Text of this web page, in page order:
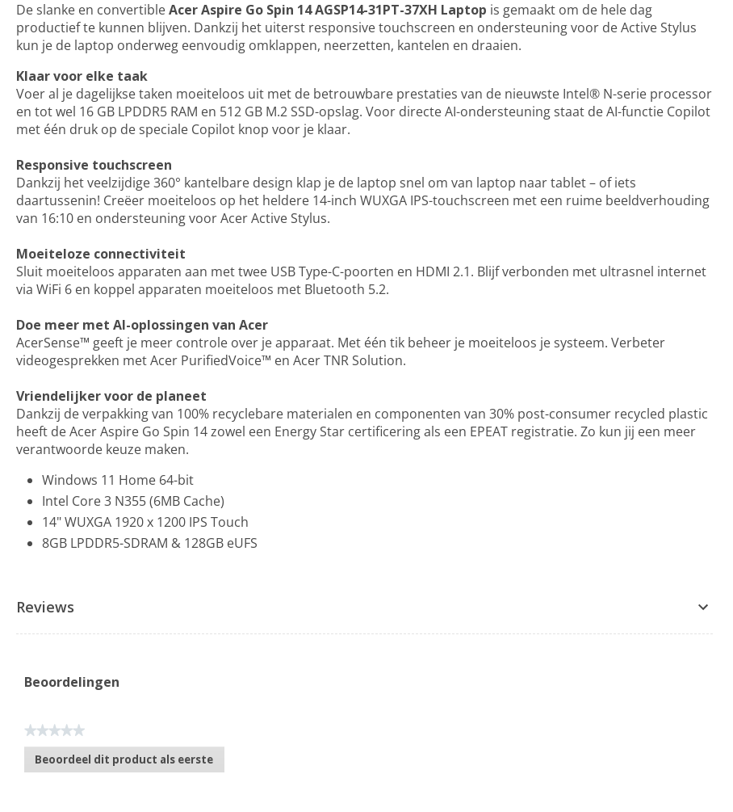
De slanke en convertibleAcer Aspire Go Spin 14 AGSP14-31PT-37XH Laptop is gemaakt om de hele dag
productief te kunnen blijven. Dankzij het uiterst responsive touchscreen en ondersteuning voor de Active Stylus
kun je de laptop onderweg eenvoudig omklappen, neerzetten, kantelen en draaien.
Klaar voor elke taak
Voer al je dagelijkse taken moeiteloos uit met de betrouwbare prestaties van de nieuwste Intel® N-serie processor
en tot wel 16 GB LPDDR5 RAM en 512 GB M.2 SSD-opslag. Voor directe AI-ondersteuning staat de AI-functie Copilot
met één druk op de speciale Copilot knop voor je klaar.
Responsive touchscreen
Dankzij het veelzijdige 360° kantelbare design klap je de laptop snel om van laptop naar tablet – of iets
daartussenin! Creëer moeiteloos op het heldere 14-inch WUXGA IPS-touchscreen met een ruime beeldverhouding
van 16:10 en ondersteuning voor Acer Active Stylus.
Moeiteloze connectiviteit
Sluit moeiteloos apparaten aan met twee USB Type-C-poorten en HDMI 2.1. Blijf verbonden met ultrasnel internet
via WiFi 6 en koppel apparaten moeiteloos met Bluetooth 5.2.
Doe meer met AI-oplossingen van Acer
AcerSense™ geeft je meer controle over je apparaat. Met één tik beheer je moeiteloos je systeem. Verbeter
videogesprekken met Acer PurifiedVoice™ en Acer TNR Solution.
Vriendelijker voor de planeet
Dankzij de verpakking van 100% recyclebare materialen en componenten van 30% post-consumer recycled plastic
heeft de Acer Aspire Go Spin 14 zowel een Energy Star certificering als een EPEAT registratie. Zo kun jij een meer
verantwoorde keuze maken.
Windows 11 Home 64-bit
Intel Core 3 N355 (6MB Cache)
14" WUXGA 1920 x 1200 IPS Touch
8GB LPDDR5-SDRAM & 128GB eUFS
Reviews
Beoordelingen
★★★★★
Geen
scorewaarde
Beoordeel dit product als eerste
.